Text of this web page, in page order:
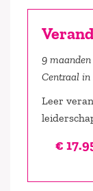
9 maanden
Centraal in
Leer
€